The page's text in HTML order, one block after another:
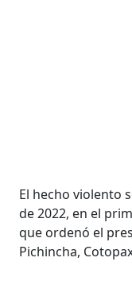
El hecho violento
de 2022, en el
que ordenó el
Pichincha,